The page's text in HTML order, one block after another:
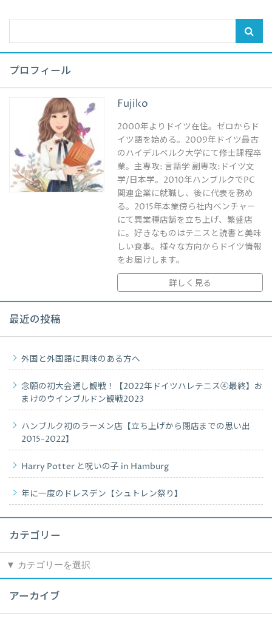
プロフィール
Fujiko
2000年よりドイツ在住。ゼロからド
イツ語を始める。2009年ドイツ最古
のハイデルベルク大学にて修士課程卒
業。主専攻: 言語学 副専攻:ドイツ文
学/日本学。2010年ハンブルクでPC
関連企業に就職し、後に代表を務め
る。2015年本業傍ら社内ベンチャー
にて異業種店舗を立ち上げ、繁盛店
に。好きなものはテニスと読書と美味
しい食事。様々な方向からドイツ情報
をお届けします。
詳しく見る
最近の投稿
外国と外国語に興味のある方へ
念願の初大会通し観戦！【2022年ドイツハレテニス④最終】お
まけのウインブルドン観戦2023
ハンブルク初のラーメン店【立ち上げから閉店までの思い出
2015-2022】
Harry Potter と呪いの子 in Hamburg
年に一度のドレスデン【シュトレン祭り】
カテゴリー
カ
テ
アーカイブ